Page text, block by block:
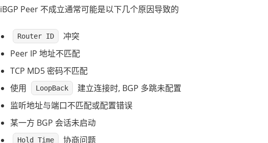
iBGP Peer 不成立通常可能是以下几个原因导致的
Router ID
冲突
Peer IP 地址不匹配
TCP MD5 密码不匹配
使用
LoopBack
建立连接时, BGP 多跳未配置
监听地址与端口不匹配或配置错误
某一方 BGP 会话未启动
Hold Time 协商问题